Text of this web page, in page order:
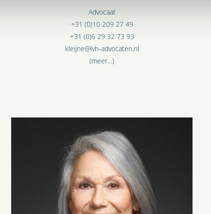
Advocaat
+31 (0)10 209 27 49
+31 (0)6 29 32 73 93
kleijne@lvh-advocaten.nl
(meer…)